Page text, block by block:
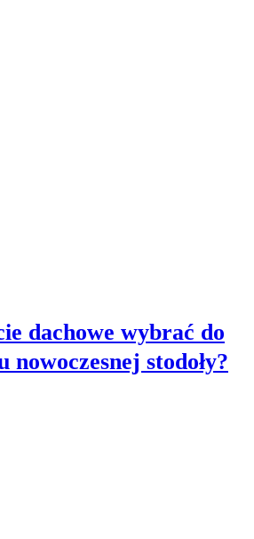
dachowe wybrać do
nowoczesnej stodoły?